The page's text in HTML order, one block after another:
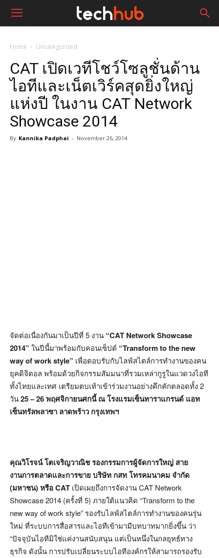
Home Uncategorized
CAT เปิดเวทีโชว์โซลูชั่นด้าน
ไอทีและเน็ตเวิร์คสุดยิ่งใหญ่
แห่งปี ในงาน CAT Network
Showcase 2014
By Kannika Padphai - November 26, 2014
จัดต่อเนื่องกันมาเป็นปีที่ 5 งาน “CAT Network Showcase
2014” ในปีนี้มาพร้อมกับคอนเซ็ปต์ “Transform to the new
way of work style” เพื่อตอบรับกับไลฟ์สไตล์การทำงานของคน
ยุคดิจิตอล พร้อมด้วยกิจกรรมสัมมนาที่รวมเหล่ากูรูในแวดวงไอที
ทั้งไทยและเทศ เตรียมตบเท้าเข้าร่วมงานอย่างคึกคักตลอดทั้ง 2
วัน25 – 26 พฤศจิกายนศกนี้ ณ โรงแรมเซ็นทาราแกรนด์ แอท
เซ็นทรัลพลาซา ลาดพร้าว กรุงเทพฯ
คุณวิโรจน์ โตเจริญวาณิช รองกรรมการผู้จัดการใหญ่ สาย
งานการตลาดและการขาย บริษัท กสท โทรคมนาคม จำกัด
(มหาชน) หรือ CAT เปิดเผยถึงการจัดงาน CAT Network
Showcase 2014 (ครั้งที่ 5) ภายใต้แนวคิด “Transform to the
new way of work style” รองรับไลฟ์สไตล์การทำงานของคนรุ่น
ใหม่ ที่ระบบการสื่อสารและไอทีเข้ามามีบทบาทมากยิ่งขึ้น ว่า
“ปัจจุบันไอทีมิใช่แค่งานสนับสนุน แต่เป็นหนึ่งในกลยุทธ์ทาง
ธุรกิจ ดังนั้น การปรับเปลี่ยนระบบไอทีองค์กรให้สามารถรองรับ